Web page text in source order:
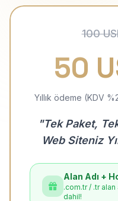
100
50
Yıllık ödeme (KDV
"Tek Paket,
Web Siteniz
Alan Adı +
.com.tr / .tr alan
dahil!